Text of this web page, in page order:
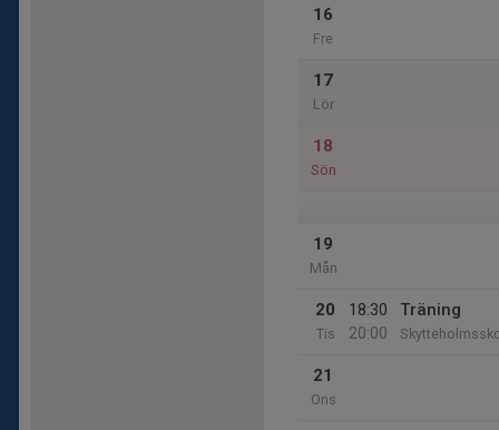
16
Fre
17
Lör
18
Sön
19
Mån
20
Tis
18:30
20:00
Träning
21
Ons